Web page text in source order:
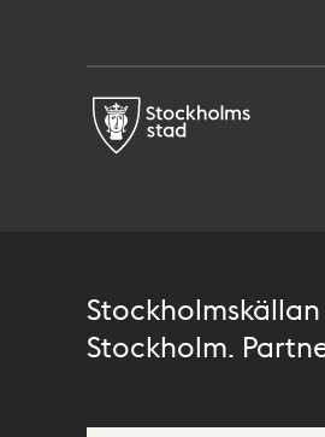
Stockholm.